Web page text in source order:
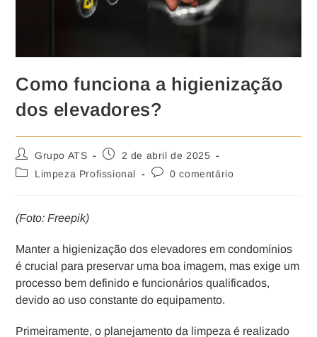
Como funciona a higienização
dos elevadores?
Grupo ATS
2 de abril de 2025
Limpeza Profissional
0 comentário
(Foto: Freepik)
Manter a higienização dos elevadores em condomínios
é crucial para preservar uma boa imagem, mas exige um
processo bem definido e funcionários qualificados,
devido ao uso constante do equipamento.
Primeiramente, o planejamento da limpeza é realizado